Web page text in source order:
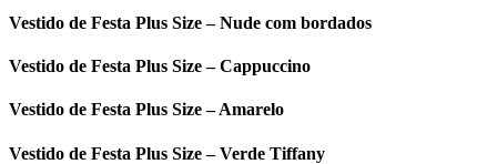
Vestido de Festa Plus Size – Nude com bordados
Vestido de Festa Plus Size – Cappuccino
Vestido de Festa Plus Size – Amarelo
Vestido de Festa Plus Size – Verde Tiffany